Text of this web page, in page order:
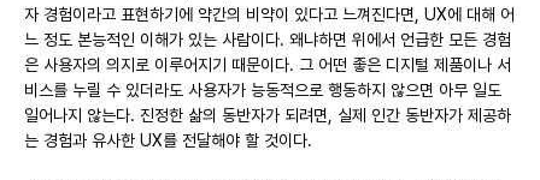
자 경험이라고 표현하기에 약간의 비약이 있다고 느껴진다면, UX에 대해 어
느 정도 본능적인 이해가 있는 사람이다. 왜냐하면 위에서 언급한 모든 경험
은 사용자의 의지로 이루어지기 때문이다. 그 어떤 좋은 디지털 제품이나 서
비스를 누릴 수 있더라도 사용자가 능동적으로 행동하지 않으면 아무 일도
일어나지 않는다. 진정한 삶의 동반자가 되려면, 실제 인간 동반자가 제공하
는 경험과 유사한 UX를 전달해야 할 것이다.